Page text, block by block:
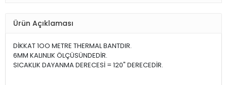
Ürün Açıklaması
DİKKAT 1OO METRE THERMAL BANTDIR.
6MM KALINLIK ÖLÇÜSÜNDEDİR.
SICAKLIK DAYANMA DERECESİ = 120" DERECEDİR.